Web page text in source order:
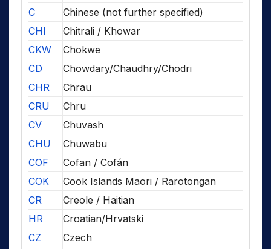
C
Chinese (not further specified)
CHI
Chitrali / Khowar
CKW
Chokwe
CD
Chowdary/Chaudhry/Chodri
CHR
Chrau
CRU
Chru
CV
Chuvash
CHU
Chuwabu
COF
Cofan / Cofán
COK
Cook Islands Maori / Rarotongan
CR
Creole / Haitian
HR
Croatian/Hrvatski
CZ
Czech